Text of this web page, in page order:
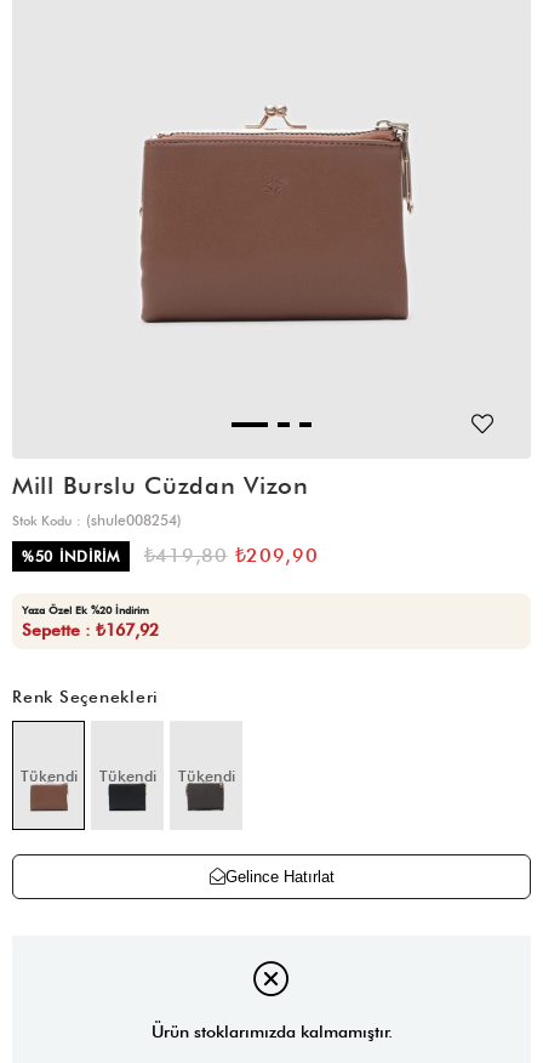
Mill Burslu Cüzdan Vizon
Stok Kodu
(shule008254)
%50 İNDIRIM ₺419,80 ₺209,90
Yaza Özel Ek %20 İndirim
Sepette : ₺167,92
Renk Seçenekleri
Tükendi Tükendi Tükendi
Gelince Hatırlat
Ürün stoklarımızda kalmamıştır.